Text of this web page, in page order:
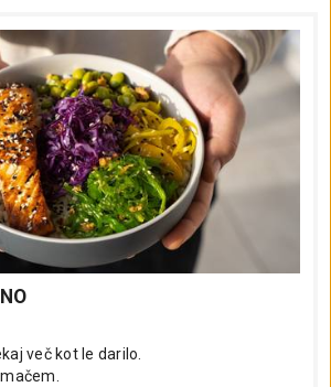
več kot le darilo.